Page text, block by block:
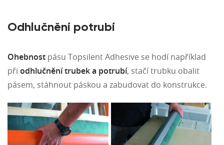
Odhlučnění potrubí
Ohebnost pásu Topsilent Adhesive se hodí například
při odhlučnění trubek a potrubí, stačí trubku obalit
pásem, stáhnout páskou a zabudovat do konstrukce.